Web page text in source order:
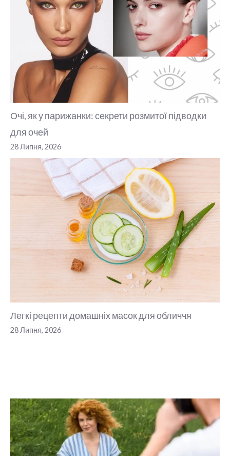
Очі, як у парижанки: секрети розмитої підводки
для очей
28 Липня, 2026
Легкі рецепти домашніх масок для обличчя
28 Липня, 2026